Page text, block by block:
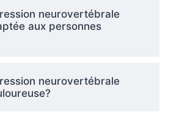
neurovertébrale
aux personnes
neurovertébrale